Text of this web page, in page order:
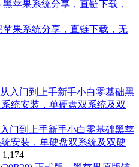
苹果系统分享，直链下载，无
门到上手新手小白零基础黑苹
统安装，单硬盘双系统及双硬
1,174